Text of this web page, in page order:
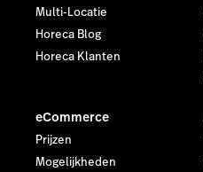
Multi-Locatie
Horeca Blog
Horeca Klanten
eCommerce
Prijzen
Mogelijkheden